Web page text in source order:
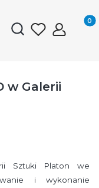
Otwórz
w Galerii
Sztuki Platon we
i wykonanie